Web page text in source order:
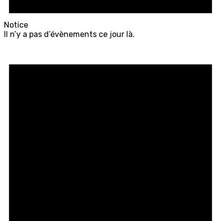
Notice
Il n’y a pas d’évènements ce jour là.